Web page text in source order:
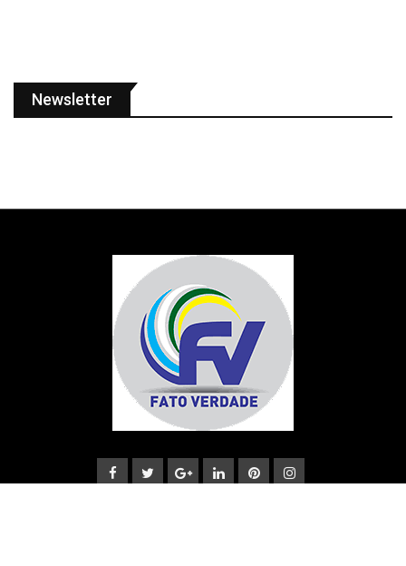
Newsletter